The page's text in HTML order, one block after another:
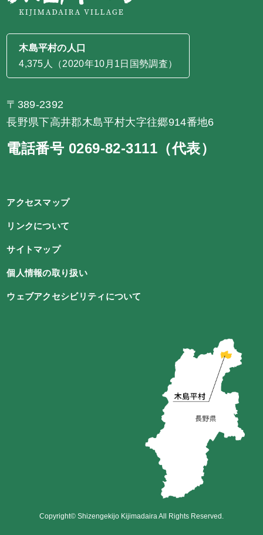
木島平村の人口
4,375人（2020年10月1日国勢調査）
〒389-2392
長野県下高井郡木島平村大字往郷914番地6
電話番号 0269-82-3111（代表）
アクセスマップ
リンクについて
サイトマップ
個人情報の取り扱い
ウェブアクセシビリティについて
Copyright© Shizengekijo Kijimadaira All Rights Reserved.